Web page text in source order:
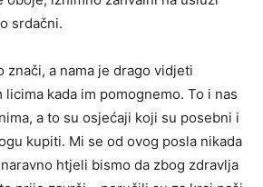
srdačni.
znači, a nama je drago vidjeti
kada im pomognemo. To i nas
a to su osjećaji koji su posebni i
kupiti. Mi se od ovog posla nikada
htjeli bismo da zbog zdravlja